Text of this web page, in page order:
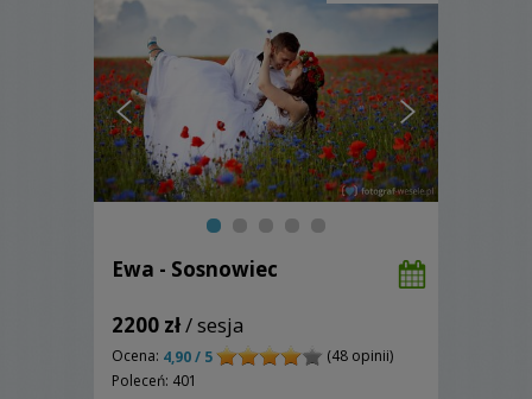
Ewa - Sosnowiec
2200 zł/ sesja
Ocena: 4,90 / 5
(48 opinii)
Poleceń: 401